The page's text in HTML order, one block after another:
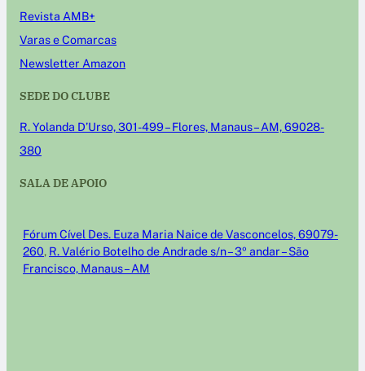
Revista AMB+
Varas e Comarcas
Newsletter Amazon
SEDE DO CLUBE
R. Yolanda D’Urso, 301-499 – Flores, Manaus – AM, 69028-
380
SALA DE APOIO
Fórum Cível Des. Euza Maria Naice de Vasconcelos, 69079-
260, R. Valério Botelho de Andrade s/n – 3º andar – São
Francisco, Manaus – AM